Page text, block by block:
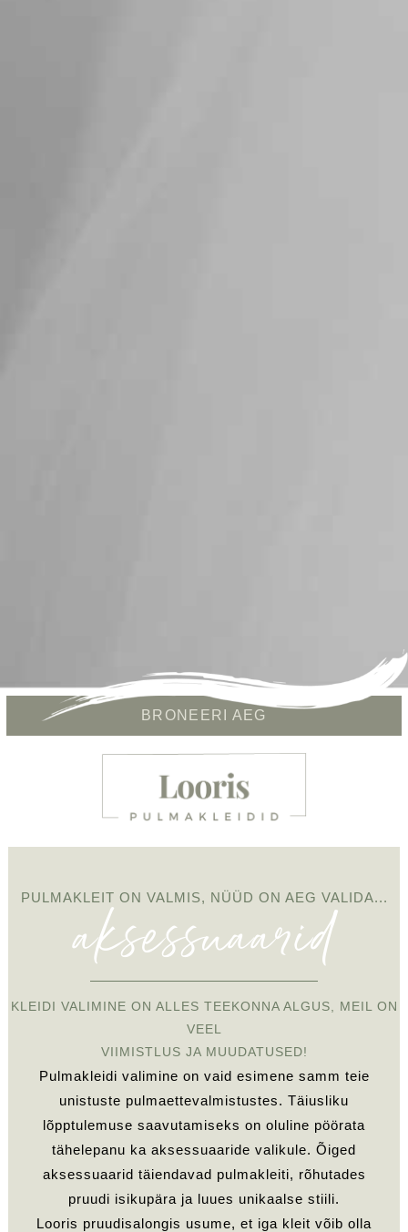
BRONEERI AEG
PULMAKLEIT ON VALMIS, NÜÜD ON AEG VALIDA...
aksessuaarid
KLEIDI VALIMINE ON ALLES TEEKONNA ALGUS, MEIL ON
VEEL
VIIMISTLUS JA MUUDATUSED!
Pulmakleidi valimine on vaid esimene samm teie
unistuste pulmaettevalmistustes. Täiusliku
lõpptulemuse saavutamiseks on oluline pöörata
tähelepanu ka aksessuaaride valikule. Õiged
aksessuaarid täiendavad pulmakleiti, rõhutades
pruudi isikupära ja luues unikaalse stiili.
Looris pruudisalongis usume, et iga kleit võib olla